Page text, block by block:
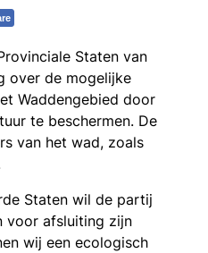
Staten van
over de mogelijke
Waddengebied door
te beschermen. De
van het wad, zoals
Staten wil de partij
voor afsluiting zijn
wij een ecologisch